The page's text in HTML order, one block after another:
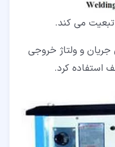
تبعیت می کند.
جریان و ولتاژ خروجی
استفاده کرد.